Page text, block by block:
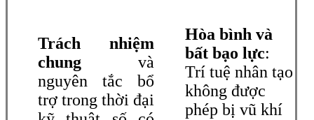
Trách nhiệm
chung và
nguyên tắc bổ
trợ trong thời đại
Hòa bình và
bất bạo lực:
Trí tuệ nhân tạo
không được
phép bị vũ khí